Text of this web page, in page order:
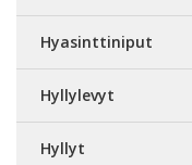
Hyasinttiniput
Hyllylevyt
Hyllyt